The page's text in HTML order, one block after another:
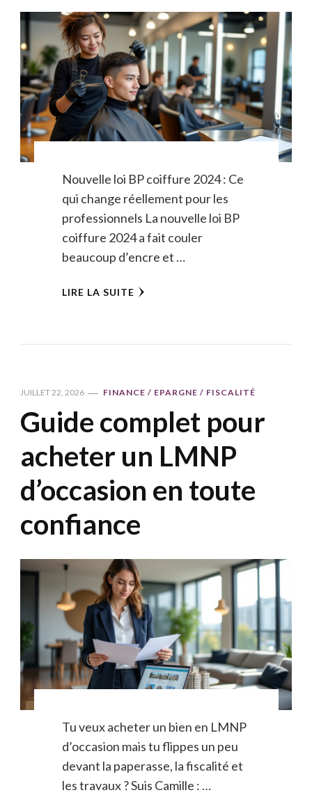
Nouvelle loi BP coiffure 2024 : Ce
qui change réellement pour les
professionnels La nouvelle loi BP
coiffure 2024 a fait couler
beaucoup d’encre et …
LIRE LA SUITE
JUILLET 22, 2026 FINANCE / EPARGNE / FISCALITÉ
Guide complet pour
acheter un LMNP
d’occasion en toute
confiance
Tu veux acheter un bien en LMNP
d’occasion mais tu flippes un peu
devant la paperasse, la fiscalité et
les travaux ? Suis Camille : …